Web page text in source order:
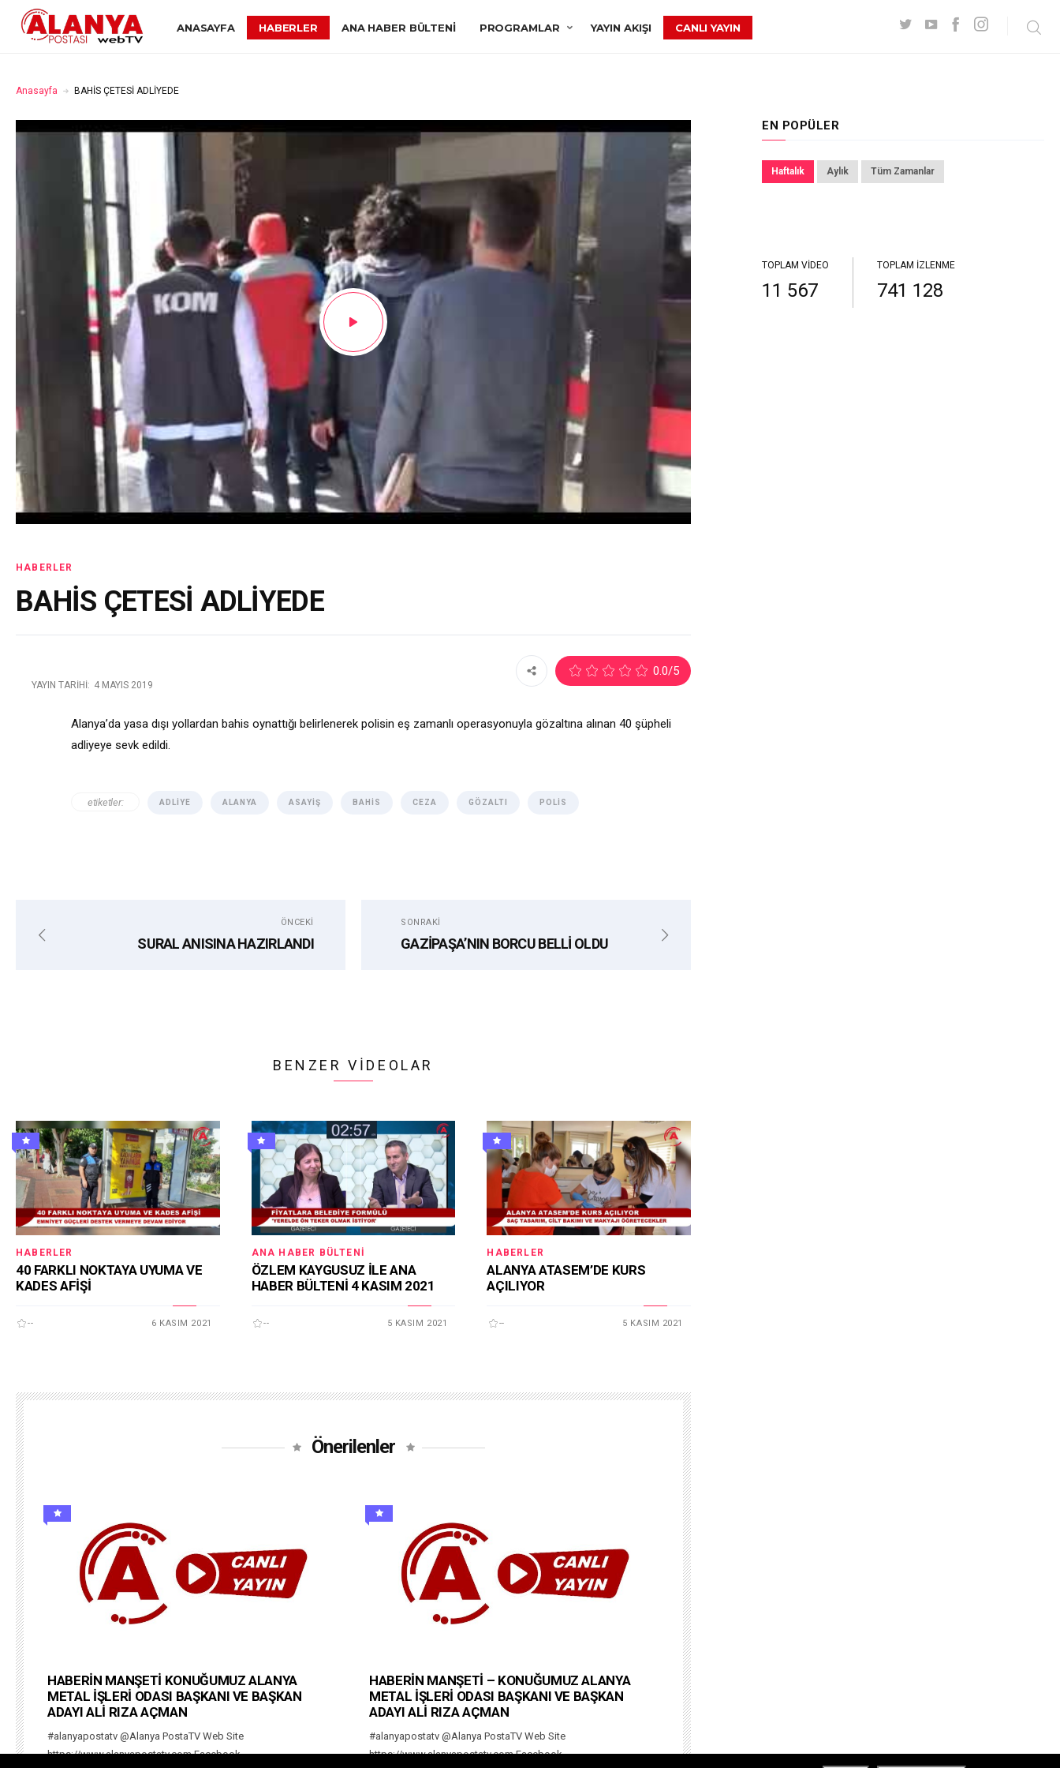
ANASAYFA HABERLER ANA HABER BÜLTENI PROGRAMLAR YAYIN AKIŞI CANLI YAYIN
Anasayfa BAHİS ÇETESİ ADLİYEDE
HABERLER
BAHİS ÇETESİ ADLİYEDE
YAYIN TARIHI: 4 MAYIS 2019
0.0/5
Alanya’da yasa dışı yollardan bahis oynattığı belirlenerek polisin eş zamanlı operasyonuyla gözaltına alınan 40 şüpheli
adliyeye sevk edildi.
etiketler: ADLIYE ALANYA ASAYIŞ BAHIS CEZA GÖZALTI POLIS
ÖNCEKI
SURAL ANISINA HAZIRLANDI
SONRAKI
GAZİPAŞA’NIN BORCU BELLİ OLDU
BENZER VIDEOLAR
HABERLER
40 FARKLI NOKTAYA UYUMA VE
KADES AFİŞİ
-- 6 KASIM 2021
ANA HABER BÜLTENI
ÖZLEM KAYGUSUZ İLE ANA
HABER BÜLTENİ 4 KASIM 2021
-- 5 KASIM 2021
HABERLER
ALANYA ATASEM’DE KURS
AÇILIYOR
-- 5 KASIM 2021
Önerilenler
HABERİN MANŞETİ KONUĞUMUZ ALANYA
METAL İŞLERİ ODASI BAŞKANI VE BAŞKAN
ADAYI ALİ RIZA AÇMAN
#alanyapostatv @Alanya PostaTV Web Site
https://www.alanyapostatv.com Facebook
HABERİN MANŞETİ – KONUĞUMUZ ALANYA
METAL İŞLERİ ODASI BAŞKANI VE BAŞKAN
ADAYI ALİ RIZA AÇMAN
#alanyapostatv @Alanya PostaTV Web Site
https://www.alanyapostatv.com Facebook
EN POPÜLER
Haftalık Aylık Tüm Zamanlar
TOPLAM VIDEO
11 567
TOPLAM İZLENME
741 128